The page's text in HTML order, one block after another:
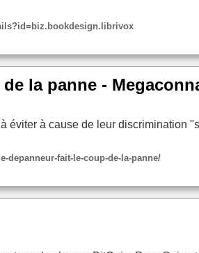
la panne -
éviter à cause de leur discrimination
depanneur-fait-le-coup-de-la-panne/